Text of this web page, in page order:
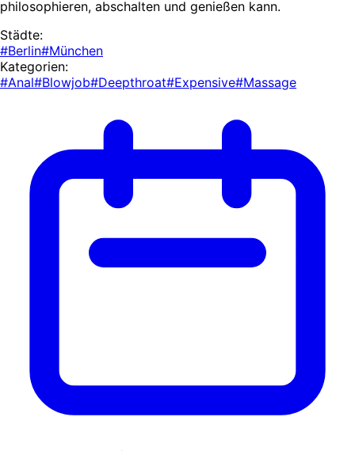
philosophieren, abschalten und genießen kann.
Städte:
#Berlin#München
Kategorien:
#Anal#Blowjob#Deepthroat#Expensive#Massage